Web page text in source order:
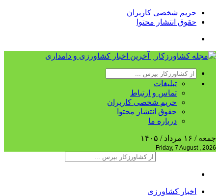
حریم شخصی کاربران
حقوق انتشار محتوا
تبلیغات
تماس و ارتباط
حریم شخصی کاربران
حقوق انتشار محتوا
درباره ما
جمعه / ۱۶ مرداد / ۱۴۰۵
Friday, 7 August , 2026
اخبار کشاورزی